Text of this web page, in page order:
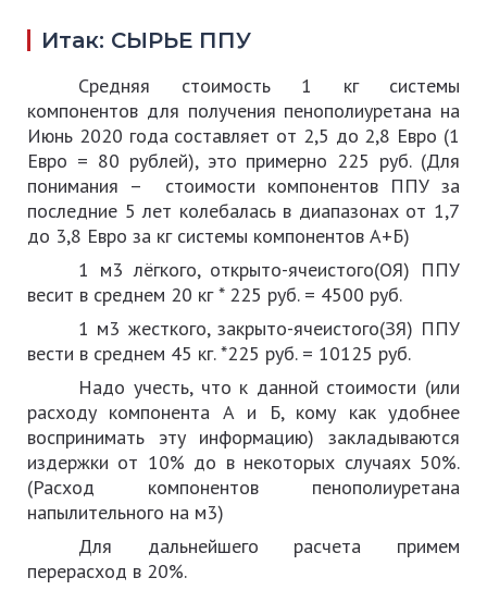
Итак: СЫРЬЕ ППУ
Средняя стоимость 1 кг системы
компонентов для получения пенополиуретана на
Июнь 2020 года составляет от 2,5 до 2,8 Евро (1
Евро = 80 рублей), это примерно 225 руб. (Для
понимания – стоимости компонентов ППУ за
последние 5 лет колебалась в диапазонах от 1,7
до 3,8 Евро за кг системы компонентов А+Б)
1 м3 лёгкого, открыто-ячеистого(ОЯ) ППУ
весит в среднем 20 кг * 225 руб. = 4500 руб.
1 м3 жесткого, закрыто-ячеистого(ЗЯ) ППУ
вести в среднем 45 кг. *225 руб. = 10125 руб.
Надо учесть, что к данной стоимости (или
расходу компонента А и Б, кому как удобнее
воспринимать эту информацию) закладываются
издержки от 10% до в некоторых случаях 50%.
(Расход компонентов пенополиуретана
напылительного на м3)
Для дальнейшего расчета примем
перерасход в 20%.